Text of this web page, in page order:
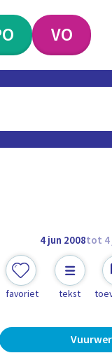
VO
4 jun 2008tot 4
favoriet tekst